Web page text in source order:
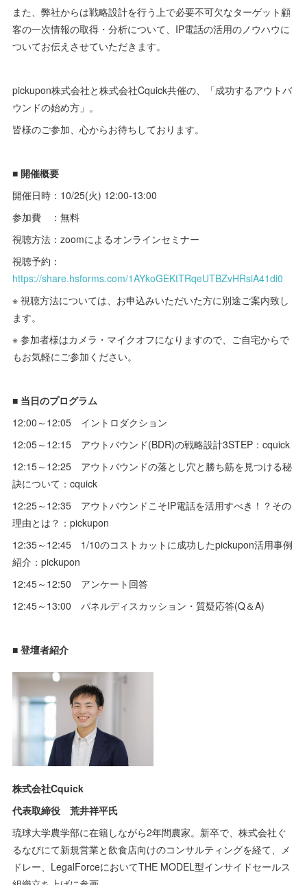
また、弊社からは戦略設計を行う上で必要不可欠なターゲット顧
客の一次情報の取得・分析について、IP電話の活用のノウハウに
ついてお伝えさせていただきます。
pickupon株式会社と株式会社Cquick共催の、「成功するアウトバ
ウンドの始め方」。
皆様のご参加、心からお待ちしております。
■ 開催概要
開催日時：10/25(火) 12:00-13:00
参加費 ：無料
視聴方法：zoomによるオンラインセミナー
視聴予約：
https://share.hsforms.com/1AYkoGEKtTRqeUTBZvHRsiA41di0
※ 視聴方法については、お申込みいただいた方に別途ご案内致し
ます。
※ 参加者様はカメラ・マイクオフになりますので、ご自宅からで
もお気軽にご参加ください。
■ 当日のプログラム
12:00～12:05 イントロダクション
12:05～12:15 アウトバウンド(BDR)の戦略設計3STEP：cquick
12:15～12:25 アウトバウンドの落とし穴と勝ち筋を見つける秘
訣について：cquick
12:25～12:35 アウトバウンドこそIP電話を活用すべき！？その
理由とは？：pickupon
12:35～12:45 1/10のコストカットに成功したpickupon活用事例
紹介：pickupon
12:45～12:50 アンケート回答
12:45～13:00 パネルディスカッション・質疑応答(Q＆A)
■ 登壇者紹介
株式会社Cquick
代表取締役 荒井祥平氏
琉球大学農学部に在籍しながら2年間農家。新卒で、株式会社ぐ
るなびにて新規営業と飲食店向けのコンサルティングを経て、メ
ドレー、LegalForceにおいてTHE MODEL型インサイドセールス